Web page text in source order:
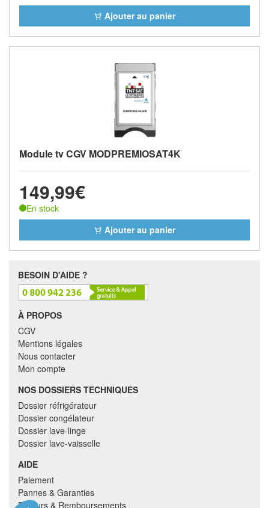
Ajouter au panier
Module tv CGV MODPREMIOSAT4K
149,99€
En stock
Ajouter au panier
BESOIN D'AIDE ?
À PROPOS
CGV
Mentions légales
Nous contacter
Mon compte
NOS DOSSIERS TECHNIQUES
Dossier réfrigérateur
Dossier congélateur
Dossier lave-linge
Dossier lave-vaisselle
AIDE
Paiement
Pannes & Garanties
Retours & Remboursements